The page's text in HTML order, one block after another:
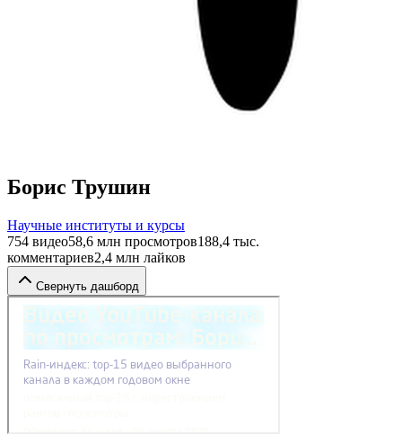
Борис Трушин
Научные институты и курсы
754 видео58,6 млн просмотров188,4 тыс.
комментариев2,4 млн лайков
Свернуть дашборд